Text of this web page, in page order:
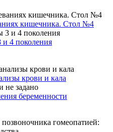
кишечника. Стол №4
4 поколения
крови и кала
беременности